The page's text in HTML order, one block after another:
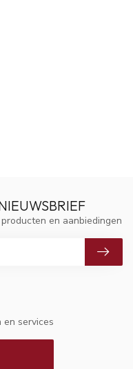
services
en aanbiedingen